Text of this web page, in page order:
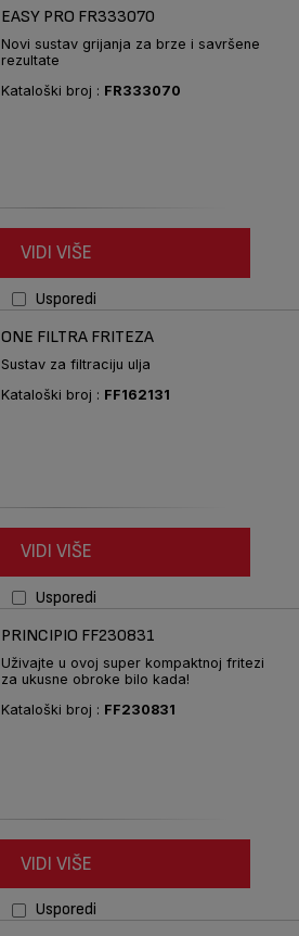
EASY PRO FR333070
Novi sustav grijanja za brze i savršene
rezultate
Kataloški broj : FR333070
VIDI VIŠE
Usporedi
ONE FILTRA FRITEZA
Sustav za filtraciju ulja
Kataloški broj : FF162131
VIDI VIŠE
Usporedi
PRINCIPIO FF230831
Uživajte u ovoj super kompaktnoj fritezi
za ukusne obroke bilo kada!
Kataloški broj : FF230831
VIDI VIŠE
Usporedi